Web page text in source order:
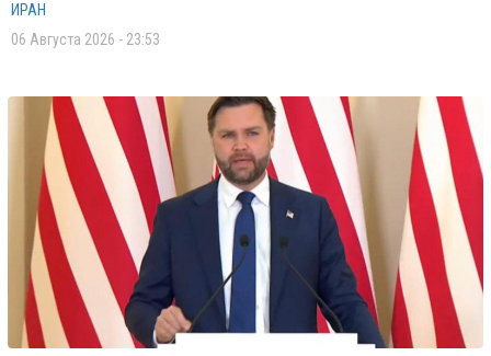
ИРАН
06 Августа 2026 - 23:53